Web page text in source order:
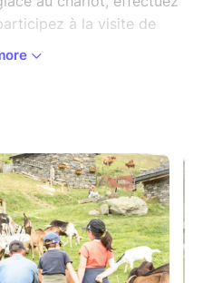
à la visite de
au restaurant dans la
prendre un goûter ou
notre boutique, vous
la traite des chèvres,